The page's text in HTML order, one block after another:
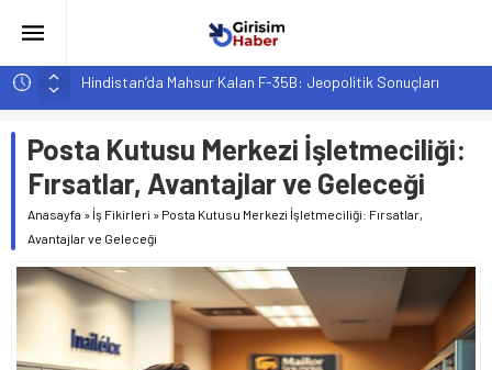
Hindistan’da Mahsur Kalan F-35B: Jeopolitik Sonuçları
Yapay Zeka Destekli Asistanlar: Elon Musk’tan Romantik Bir
Hamle mi?
Girişimcilik ve Yaşam Tarzı: Şehir Değişiminin Nedenleri ve
Etkileri
YZ ile Tüketici Girişimciliği: Yeni Sosyal Bağlantılar
Bir Tercih Değil, Zorunluluk?
Posta Kutusu Merkezi İşletmeciliği:
Fırsatlar, Avantajlar ve Geleceği
Anasayfa » İş Fikirleri » Posta Kutusu Merkezi İşletmeciliği: Fırsatlar,
Avantajlar ve Geleceği